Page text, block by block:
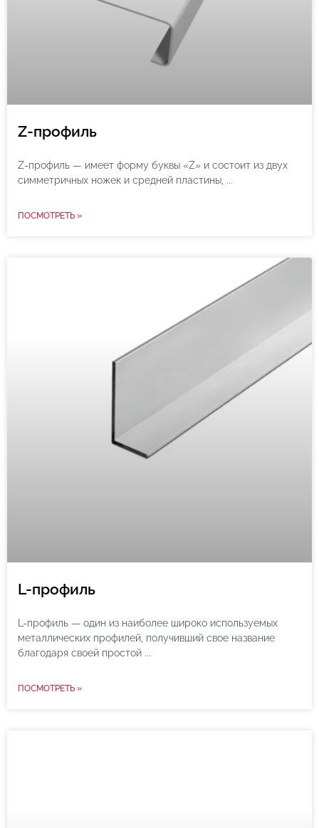
Z-профиль
Z-профиль — имеет форму буквы «Z» и состоит из двух
симметричных ножек и средней пластины,
ПОСМОТРЕТЬ »
L-профиль
L-профиль — один из наиболее широко используемых
металлических профилей, получивший свое название
благодаря своей простой
ПОСМОТРЕТЬ »